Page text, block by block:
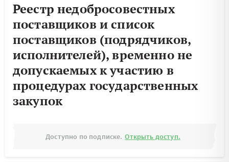
Реестр недобросовестных
поставщиков и список
поставщиков (подрядчиков,
исполнителей), временно не
допускаемых к участию в
процедурах государственных
закупок
Доступно по подписке. Открыть доступ.